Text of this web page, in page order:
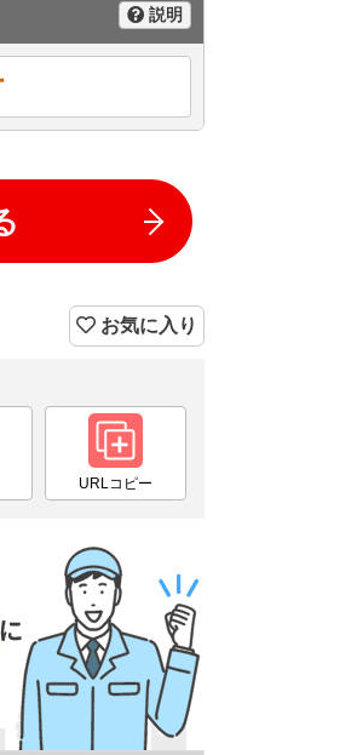
説明
お気に入り
URLコピー